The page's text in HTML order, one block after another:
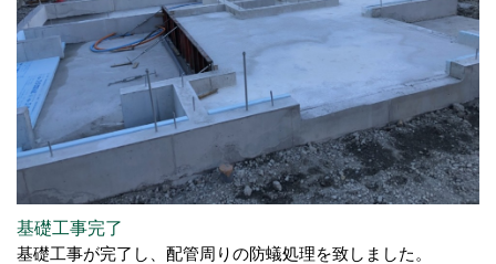
基礎工事完了
基礎工事が完了し、配管周りの防蟻処理を致しました。